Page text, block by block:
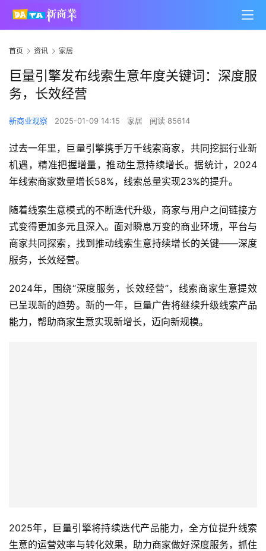
首页 资讯 家居
巨量引擎发布线索生意年度关键词：深度服
务，长效经营
新商业观察 2025-01-09 14:15 家居 阅读 85614
过去一年里，巨量引擎携手万千线索商家，共同挖掘行业新
机遇，精准把握增量，推动生意持续增长。据统计，2024
年线索商家数量增长58%，线索总量实现23%的提升。
随着线索生意模式的不断迭代升级，商家与用户之间链接方
式变得更加多元且深入。面对瞬息万变的商业环境，平台与
商家共同探索，找到推动线索生意持续增长的关键——深度
服务，长效经营。
2024年，围绕“深度服务，长效经营”，线索商家生意提效
已呈现新的趋势。新的一年，巨量广告将继续升级线索产品
能力，帮助商家生意实现新增长，迈向新规模。
2025年，巨量引擎将持续迭代产品能力，全方位提升线索
生意的运营效率与转化效果，助力商家做好深度服务，抓住